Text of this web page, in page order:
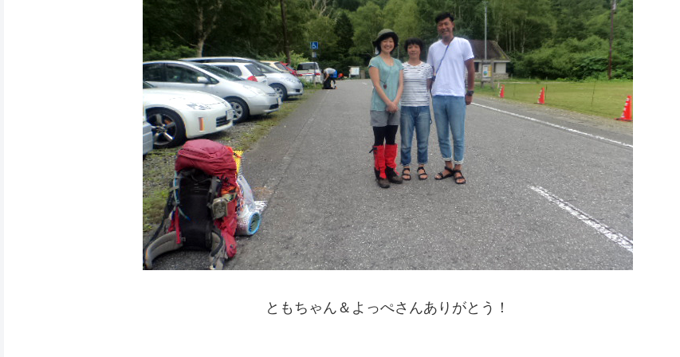
ともちゃん＆よっぺさんありがとう！